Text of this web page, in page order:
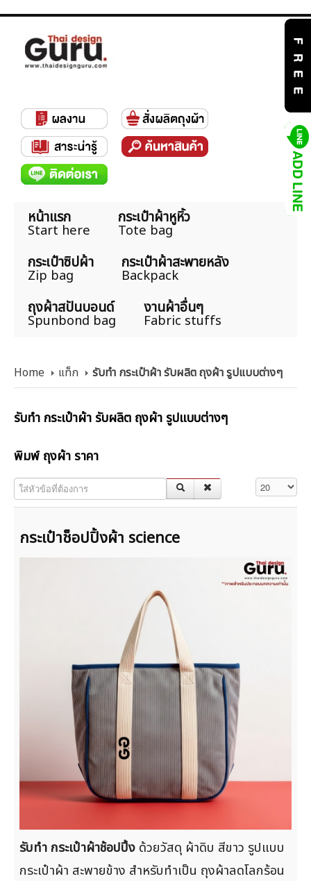
หน้าแรก
Start here
กระเป๋าผ้าหูหิ้ว
Tote bag
กระเป๋าซิปผ้า
Zip bag
กระเป๋าผ้าสะพายหลัง
Backpack
ถุงผ้าสปันบอนด์
Spunbond bag
งานผ้าอื่นๆ
Fabric stuffs
Home แท็ก รับทำ กระเป๋าผ้า รับผลิต ถุงผ้า รูปแบบต่างๆ
รับทำ กระเป๋าผ้า รับผลิต ถุงผ้า รูปแบบต่างๆ
พิมพ์ ถุงผ้า ราคา
ใส่หัวข้อที่ต้องการ แสดง #
กระเป๋าช็อปปิ้งผ้า science
รับทำ กระเป๋าผ้าช้อปปิ้ง ด้วยวัสดุ ผ้าดิบ สีขาว รูปแบบ
กระเป๋าผ้า สะพายข้าง สำหรับทำเป็น ถุงผ้าลดโลกร้อน